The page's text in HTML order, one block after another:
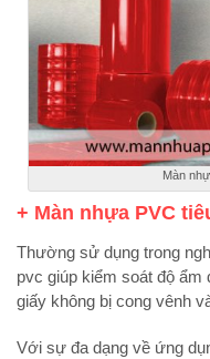
Màn
+ Màn nhựa PVC
Thường sử dụng trong
pvc giúp kiểm soát độ
giấy không bị cong vênh
Với sự đa dạng về ứng